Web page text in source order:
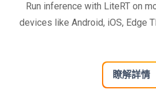
Run inference with LiteRT on
devices like Android, iOS, Edge
瞭解詳情